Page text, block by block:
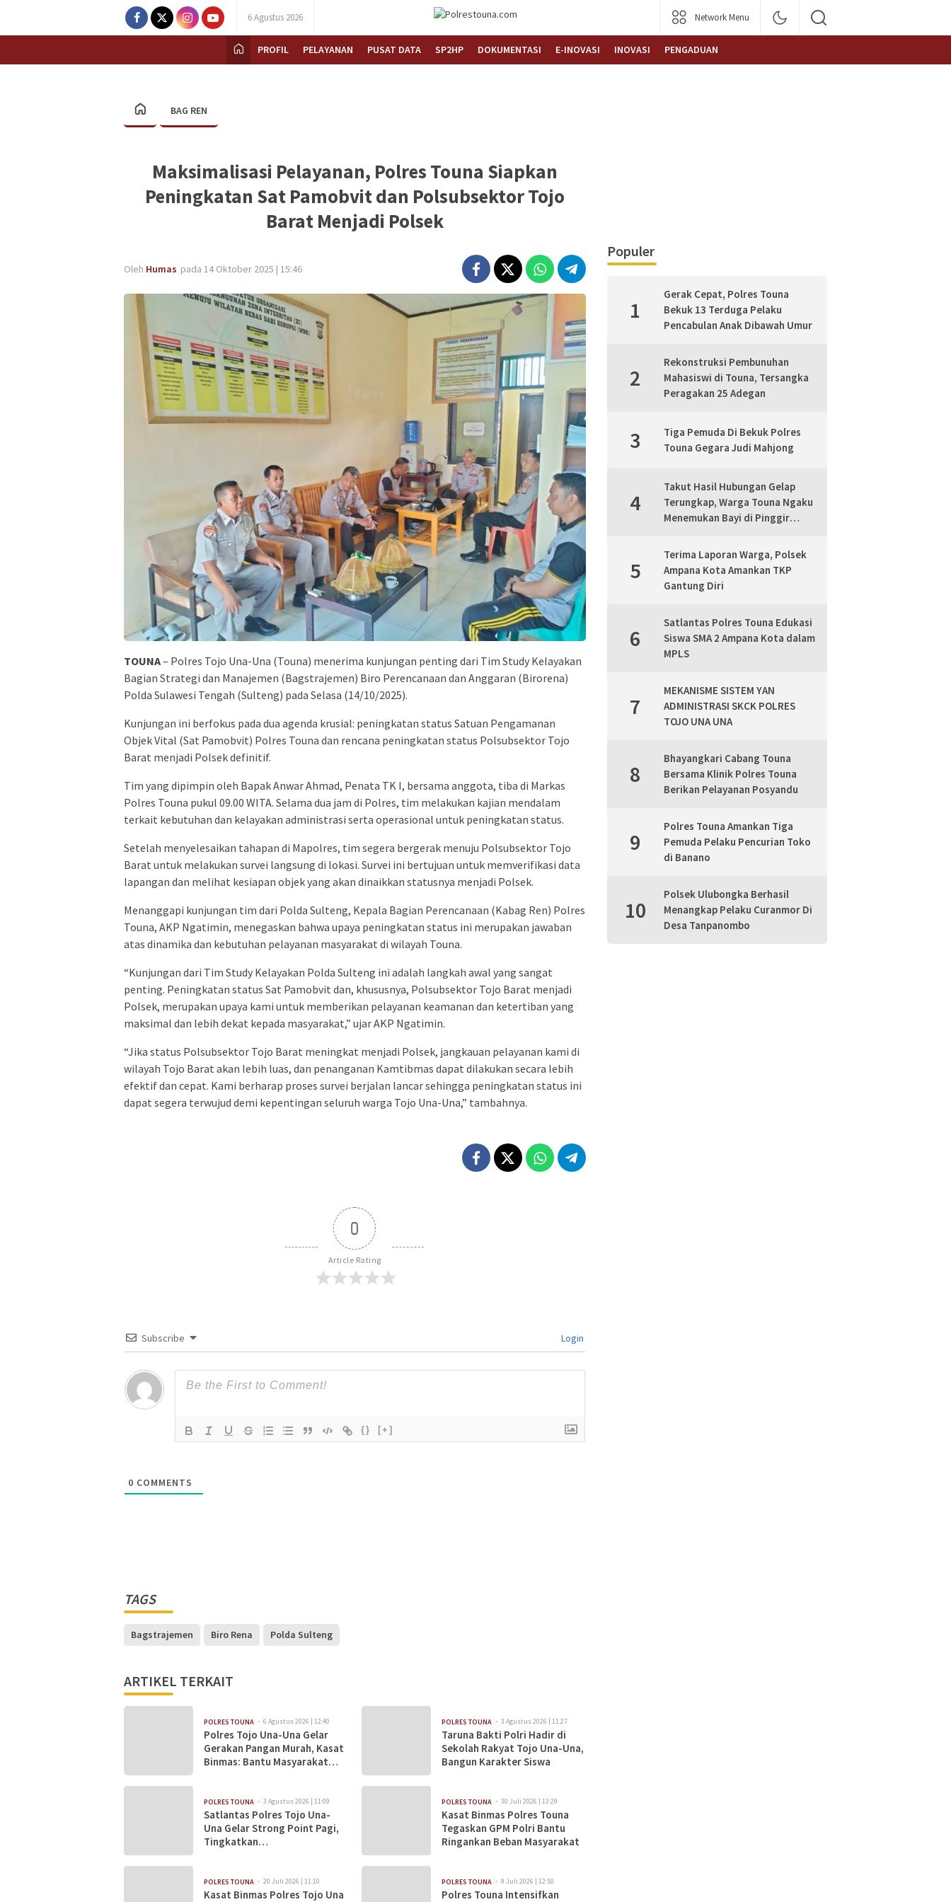
6 Agustus 2026 Network Menu
PROFIL PELAYANAN PUSAT DATA SP2HP DOKUMENTASI E-INOVASI INOVASI PENGADUAN
BAG REN
Maksimalisasi Pelayanan, Polres Touna Siapkan
Peningkatan Sat Pamobvit dan Polsubsektor Tojo
Barat Menjadi Polsek
Oleh Humas pada 14 Oktober 2025 | 15:46
TOUNA– Polres Tojo Una-Una (Touna) menerima kunjungan penting dari Tim Study Kelayakan
Bagian Strategi dan Manajemen (Bagstrajemen) Biro Perencanaan dan Anggaran (Birorena)
Polda Sulawesi Tengah (Sulteng) pada Selasa (14/10/2025).
Kunjungan ini berfokus pada dua agenda krusial: peningkatan status Satuan Pengamanan
Objek Vital (Sat Pamobvit) Polres Touna dan rencana peningkatan status Polsubsektor Tojo
Barat menjadi Polsek definitif.
Tim yang dipimpin oleh Bapak Anwar Ahmad, Penata TK I, bersama anggota, tiba di Markas
Polres Touna pukul 09.00 WITA. Selama dua jam di Polres, tim melakukan kajian mendalam
terkait kebutuhan dan kelayakan administrasi serta operasional untuk peningkatan status.
Setelah menyelesaikan tahapan di Mapolres, tim segera bergerak menuju Polsubsektor Tojo
Barat untuk melakukan survei langsung di lokasi. Survei ini bertujuan untuk memverifikasi data
lapangan dan melihat kesiapan objek yang akan dinaikkan statusnya menjadi Polsek.
Menanggapi kunjungan tim dari Polda Sulteng, Kepala Bagian Perencanaan (Kabag Ren) Polres
Touna, AKP Ngatimin, menegaskan bahwa upaya peningkatan status ini merupakan jawaban
atas dinamika dan kebutuhan pelayanan masyarakat di wilayah Touna.
“Kunjungan dari Tim Study Kelayakan Polda Sulteng ini adalah langkah awal yang sangat
penting. Peningkatan status Sat Pamobvit dan, khususnya, Polsubsektor Tojo Barat menjadi
Polsek, merupakan upaya kami untuk memberikan pelayanan keamanan dan ketertiban yang
maksimal dan lebih dekat kepada masyarakat,” ujar AKP Ngatimin.
“Jika status Polsubsektor Tojo Barat meningkat menjadi Polsek, jangkauan pelayanan kami di
wilayah Tojo Barat akan lebih luas, dan penanganan Kamtibmas dapat dilakukan secara lebih
efektif dan cepat. Kami berharap proses survei berjalan lancar sehingga peningkatan status ini
dapat segera terwujud demi kepentingan seluruh warga Tojo Una-Una,” tambahnya.
0
Article Rating
Subscribe Login
{} [+]
0 COMMENTS
TAGS
Bagstrajemen Biro Rena Polda Sulteng
ARTIKEL TERKAIT
POLRES TOUNA 6 Agustus 2026 | 12:40
Polres Tojo Una-Una Gelar
Gerakan Pangan Murah, Kasat
Binmas: Bantu Masyarakat
POLRES TOUNA 3 Agustus 2026 | 11:27
Taruna Bakti Polri Hadir di
Sekolah Rakyat Tojo Una-Una,
Bangun Karakter Siswa
POLRES TOUNA 3 Agustus 2026 | 11:09
Satlantas Polres Tojo Una-
Una Gelar Strong Point Pagi,
Tingkatkan
POLRES TOUNA 30 Juli 2026 | 13:29
Kasat Binmas Polres Touna
Tegaskan GPM Polri Bantu
Ringankan Beban Masyarakat
POLRES TOUNA 20 Juli 2026 | 11:10
Kasat Binmas Polres Tojo Una
POLRES TOUNA 9 Juli 2026 | 12:50
Polres Touna Intensifkan
Populer
1
Gerak Cepat, Polres Touna
Bekuk 13 Terduga Pelaku
Pencabulan Anak Dibawah Umur
2
Rekonstruksi Pembunuhan
Mahasiswi di Touna, Tersangka
Peragakan 25 Adegan
3
Tiga Pemuda Di Bekuk Polres
Touna Gegara Judi Mahjong
4
Takut Hasil Hubungan Gelap
Terungkap, Warga Touna Ngaku
Menemukan Bayi di Pinggir
5
Terima Laporan Warga, Polsek
Ampana Kota Amankan TKP
Gantung Diri
6
Satlantas Polres Touna Edukasi
Siswa SMA 2 Ampana Kota dalam
MPLS
7
MEKANISME SISTEM YAN
ADMINISTRASI SKCK POLRES
TOJO UNA UNA
8
Bhayangkari Cabang Touna
Bersama Klinik Polres Touna
Berikan Pelayanan Posyandu
9
Polres Touna Amankan Tiga
Pemuda Pelaku Pencurian Toko
di Banano
10
Polsek Ulubongka Berhasil
Menangkap Pelaku Curanmor Di
Desa Tanpanombo